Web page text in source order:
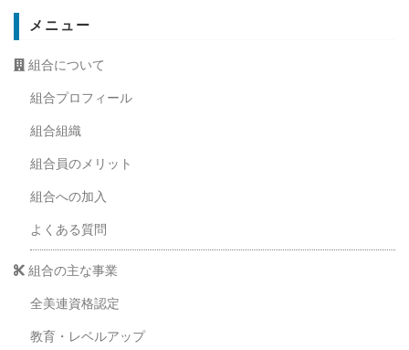
メニュー
組合について
組合プロフィール
組合組織
組合員のメリット
組合への加入
よくある質問
組合の主な事業
全美連資格認定
教育・レベルアップ